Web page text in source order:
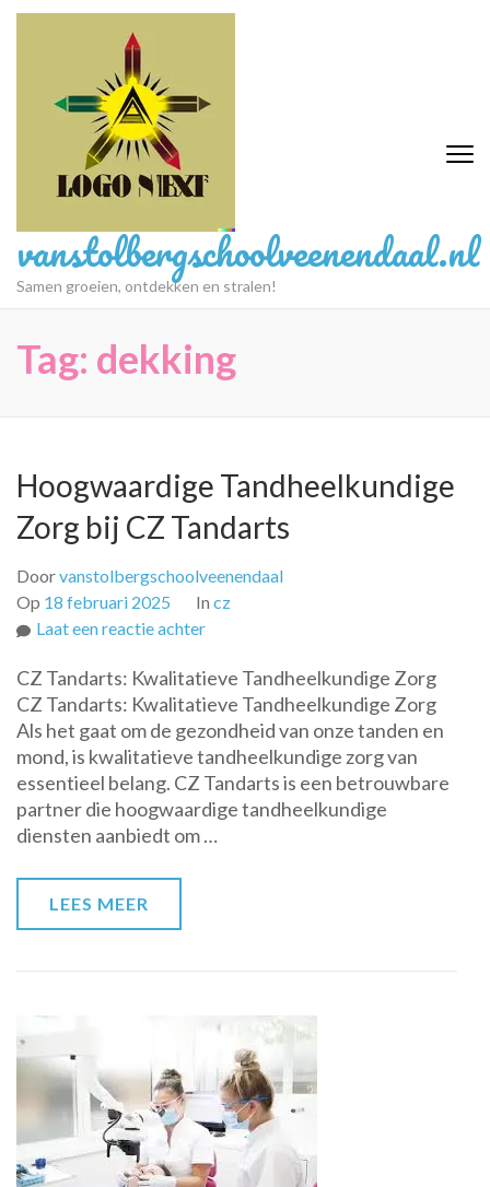
Ga
vanstolbergschoolveenendaal.nl
Samen groeien, ontdekken en stralen!
Tag: dekking
Hoogwaardige Tandheelkundige
Zorg bij CZ Tandarts
Doorvanstolbergschoolveenendaal
Op 18 februari 2025 In cz
Laat een reactie achterop
Tandheelkundige
Zorg
bij
CZ
Tandarts
CZ Tandarts: Kwalitatieve Tandheelkundige Zorg
CZ Tandarts: Kwalitatieve Tandheelkundige Zorg
Als het gaat om de gezondheid van onze tanden en
mond, is kwalitatieve tandheelkundige zorg van
essentieel belang. CZ Tandarts is een betrouwbare
partner die hoogwaardige tandheelkundige
diensten aanbiedt om …
LEES MEER